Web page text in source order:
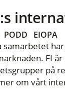
PODD EIOPA
FI
på
om vårt